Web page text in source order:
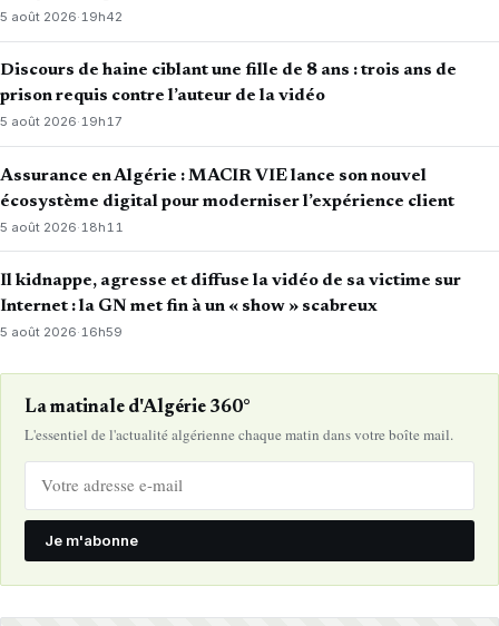
5 août 2026·19h42
Discours de haine ciblant une fille de 8 ans : trois ans de
prison requis contre l’auteur de la vidéo
5 août 2026·19h17
Assurance en Algérie : MACIR VIE lance son nouvel
écosystème digital pour moderniser l’expérience client
5 août 2026· 18h11
Il kidnappe, agresse et diffuse la vidéo de sa victime sur
Internet : la GN met fin à un « show » scabreux
5 août 2026·16h59
La matinale d'Algérie 360°
L'essentiel de l'actualité algérienne chaque matin dans votre boîte mail.
Je m'abonne